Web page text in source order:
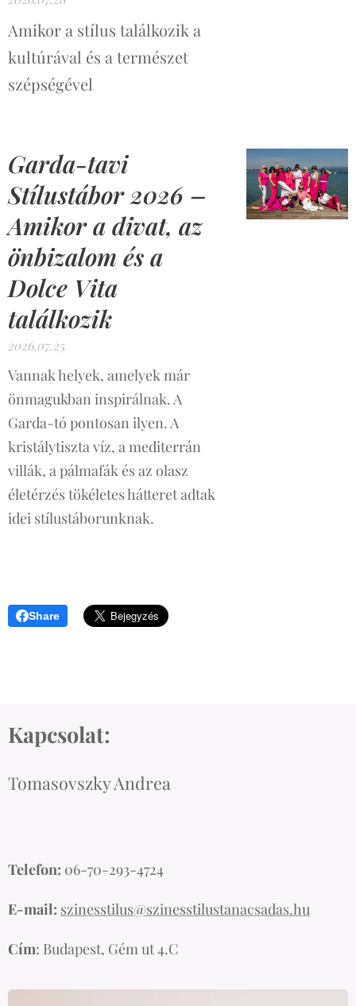
Amikor a stílus találkozik a
kultúrával és a természet
szépségével
Garda-tavi
Stílustábor 2026 –
Amikor a divat, az
önbizalom és a
Dolce Vita
találkozik
2026.07.25
Vannak helyek, amelyek már
önmagukban inspirálnak. A
Garda-tó pontosan ilyen. A
kristálytiszta víz, a mediterrán
villák, a pálmafák és az olasz
életérzés tökéletes hátteret adtak
idei stílustáborunknak.
Share
Kapcsolat:
Tomasovszky Andrea
Telefon: 06-70-293-4724
E-mail: szinesstilus@szinesstilustanacsadas.hu
Cím: Budapest, Gém ut 4.C